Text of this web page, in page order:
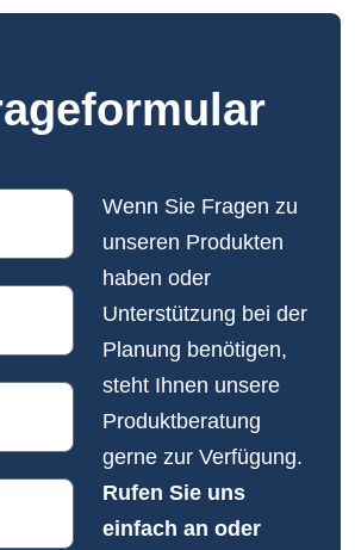
Wenn Sie Fragen zu
unseren Produkten
haben oder
Unterstützung bei der
Planung benötigen,
steht Ihnen unsere
Produktberatung
gerne zur Verfügung.
Rufen Sie uns
einfach an oder